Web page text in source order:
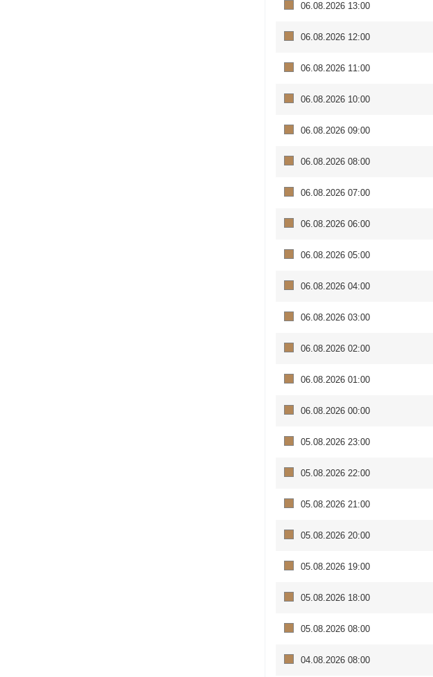
06.08.2026 13:00
06.08.2026 12:00
06.08.2026 11:00
06.08.2026 10:00
06.08.2026 09:00
06.08.2026 08:00
06.08.2026 07:00
06.08.2026 06:00
06.08.2026 05:00
06.08.2026 04:00
06.08.2026 03:00
06.08.2026 02:00
06.08.2026 01:00
06.08.2026 00:00
05.08.2026 23:00
05.08.2026 22:00
05.08.2026 21:00
05.08.2026 20:00
05.08.2026 19:00
05.08.2026 18:00
05.08.2026 08:00
04.08.2026 08:00